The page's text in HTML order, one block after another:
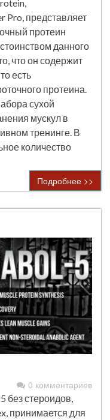
Pro, представляет
протеин
данного
что он содержит
есть
протеина.
сухой
мускул в
тренинге. В
количество
Подробнее >>
0 комментариев
без стероидов,
принимается для